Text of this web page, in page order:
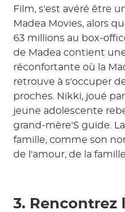
Film, s'est avéré être
Madea Movies, alors
63 millions au box-
de Madea contient
réconfortante où la
retrouve à s'occuper
proches. Nikki, joué
jeune adolescente
grand-mère'S guide.
famille, comme son
de l'amour, de la
3. Rencontrez